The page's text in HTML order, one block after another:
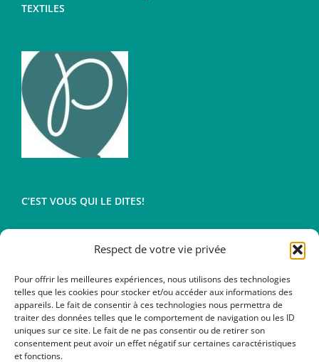
Respect de votre vie privée
Pour offrir les meilleures expériences, nous utilisons des technologies
telles que les cookies pour stocker et/ou accéder aux informations des
appareils. Le fait de consentir à ces technologies nous permettra de
traiter des données telles que le comportement de navigation ou les ID
uniques sur ce site. Le fait de ne pas consentir ou de retirer son
consentement peut avoir un effet négatif sur certaines caractéristiques
et fonctions.
TEXTILES
C’EST VOUS QUI LE DITES!
Conditions générales de vente
Mentions légales